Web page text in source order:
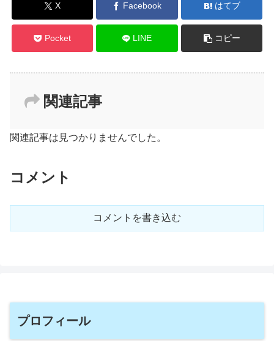
X Facebook はてブ
Pocket LINE コピー
関連記事
関連記事は見つかりませんでした。
コメント
コメントを書き込む
プロフィール